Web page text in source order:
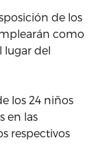
de los
como
lugar del
los 24 niños
en las
respectivos